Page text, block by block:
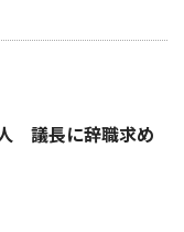
議長に辞職求め